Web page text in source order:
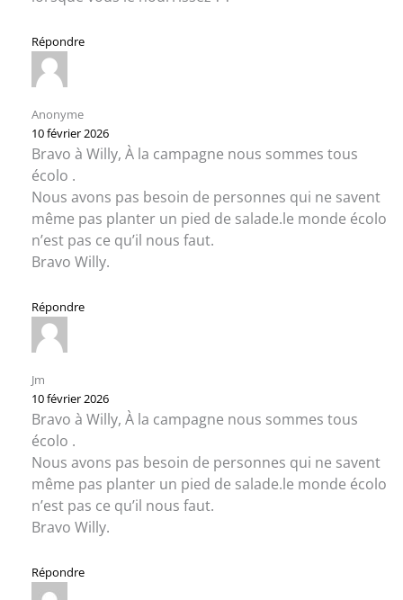
Répondre
Anonyme
10 février 2026
Bravo à Willy, À la campagne nous sommes tous
écolo .
Nous avons pas besoin de personnes qui ne savent
même pas planter un pied de salade.le monde écolo
n’est pas ce qu’il nous faut.
Bravo Willy.
Répondre
Jm
10 février 2026
Bravo à Willy, À la campagne nous sommes tous
écolo .
Nous avons pas besoin de personnes qui ne savent
même pas planter un pied de salade.le monde écolo
n’est pas ce qu’il nous faut.
Bravo Willy.
Répondre